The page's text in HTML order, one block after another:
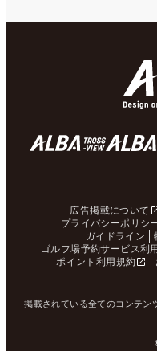
広告掲載について
プライバシーポリシ
ガイドライン
ゴルフ場予約サービス利
ポイント利用規約
掲載されている全てのコンテン